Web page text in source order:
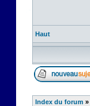
Haut
Index du forum »